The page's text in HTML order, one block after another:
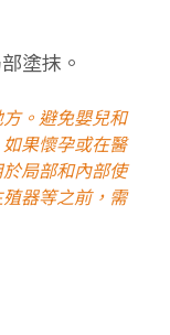
塗抹。
。避免嬰兒和
果懷孕或在醫
局部和內部使
器等之前，需